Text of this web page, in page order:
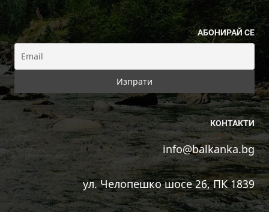
АБОНИРАЙ СЕ
КОНТАКТИ
info@balkanka.bg
ул. Челопешко шосе 26, ПК 1839